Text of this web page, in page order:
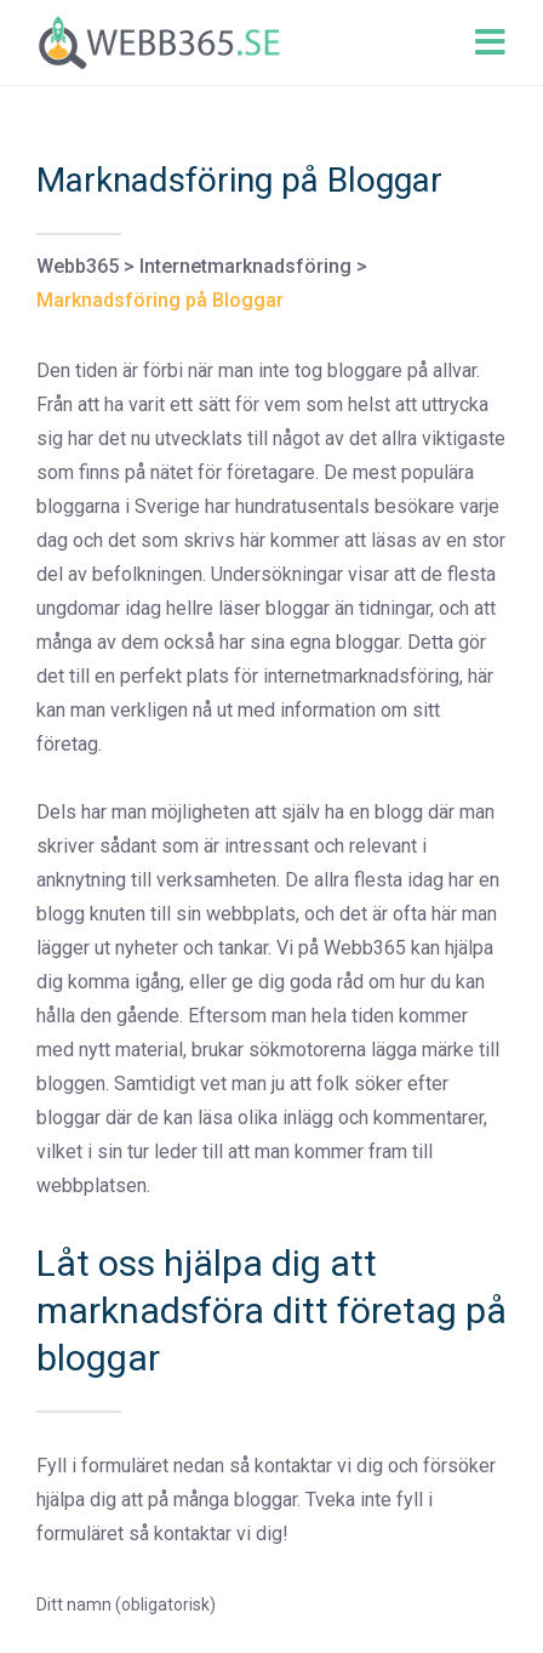
Marknadsföring på Bloggar
Webb365 > Internetmarknadsföring >
Marknadsföring på Bloggar
Den tiden är förbi när man inte tog bloggare på allvar.
Från att ha varit ett sätt för vem som helst att uttrycka
sig har det nu utvecklats till något av det allra viktigaste
som finns på nätet för företagare. De mest populära
bloggarna i Sverige har hundratusentals besökare varje
dag och det som skrivs här kommer att läsas av en stor
del av befolkningen. Undersökningar visar att de flesta
ungdomar idag hellre läser bloggar än tidningar, och att
många av dem också har sina egna bloggar. Detta gör
det till en perfekt plats för internetmarknadsföring, här
kan man verkligen nå ut med information om sitt
företag.
Dels har man möjligheten att själv ha en blogg där man
skriver sådant som är intressant och relevant i
anknytning till verksamheten. De allra flesta idag har en
blogg knuten till sin webbplats, och det är ofta här man
lägger ut nyheter och tankar. Vi på Webb365 kan hjälpa
dig komma igång, eller ge dig goda råd om hur du kan
hålla den gående. Eftersom man hela tiden kommer
med nytt material, brukar sökmotorerna lägga märke till
bloggen. Samtidigt vet man ju att folk söker efter
bloggar där de kan läsa olika inlägg och kommentarer,
vilket i sin tur leder till att man kommer fram till
webbplatsen.
Låt oss hjälpa dig att
marknadsföra ditt företag på
bloggar
Fyll i formuläret nedan så kontaktar vi dig och försöker
hjälpa dig att på många bloggar. Tveka inte fyll i
formuläret så kontaktar vi dig!
Ditt namn (obligatorisk)